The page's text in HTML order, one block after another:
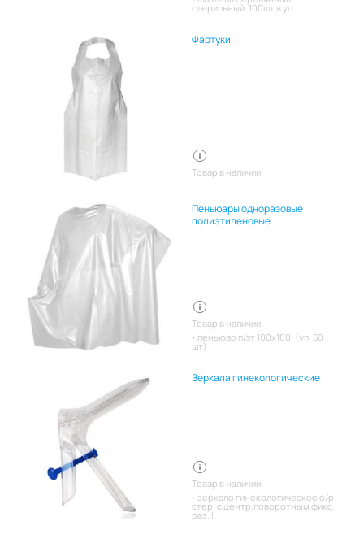
стерильный. 100шт в уп
Фартуки
Товар в наличии
Пеньюары одноразовые
полиэтиленовые
Товар в наличии:
пеньюар п/эт 100х160, (уп. 50
шт)
Зеркала гинекологические
Товар в наличии:
зеркало гинекологическое о/р
стер. с центр.поворотным фикс.
раз. l